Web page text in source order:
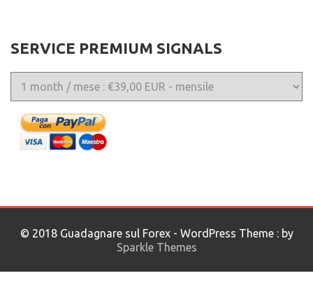
SERVICE PREMIUM SIGNALS
© 2018 Guadagnare sul Forex - WordPress Theme : by
Sparkle Themes